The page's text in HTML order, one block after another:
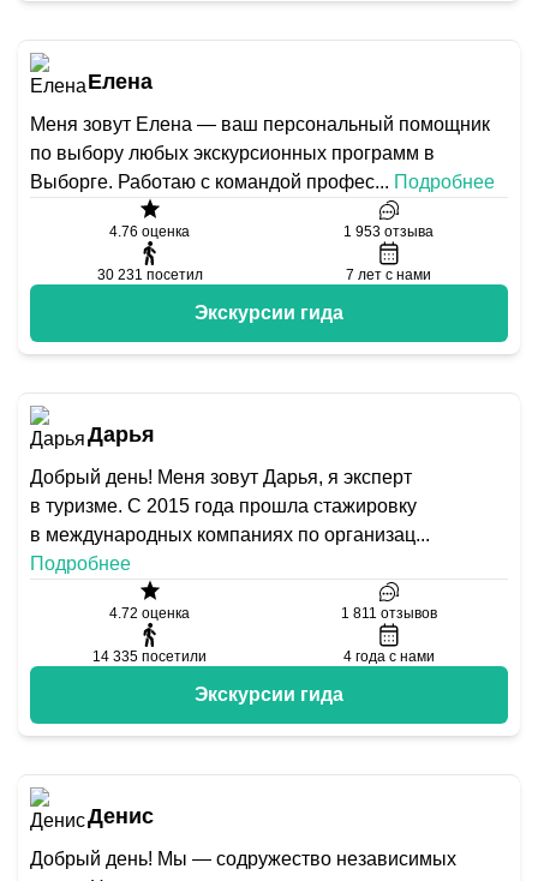
Елена
Меня зовут Елена — ваш персональный помощник
по выбору любых экскурсионных программ в
Выборге. Работаю с командой профес... Подробнее
4.76 оценка 1 953 отзыва
30 231 посетил 7 лет с нами
Экскурсии гида
Дарья
Добрый день! Меня зовут Дарья, я эксперт
в туризме. С 2015 года прошла стажировку
в международных компаниях по организац...
Подробнее
4.72 оценка 1 811 отзывов
14 335 посетили 4 года с нами
Экскурсии гида
Денис
Добрый день! Мы — содружество независимых